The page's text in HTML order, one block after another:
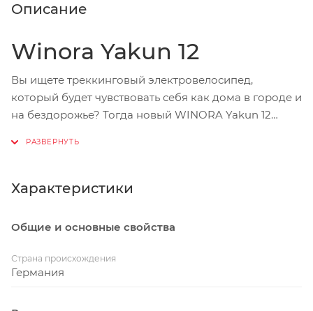
Описание
Winora Yakun 12
Вы ищете треккинговый электровелосипед,
который будет чувствовать себя как дома в городе и
на бездорожье? Тогда новый WINORA Yakun 12
вместительный аккумулятор и такие интересные
делают этот треккинговый велосипед надежным
Performance CX Smart System с крутящим моментом
до 85 Нм обеспечивает хорошее ускорение, а
достаточный запас хода для длительных поездок.
Характеристики
Общие и основные свойства
Страна происхождения
Германия